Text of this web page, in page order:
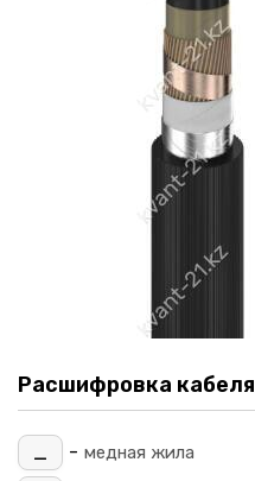
Расшифровка кабеля
_ - медная жила